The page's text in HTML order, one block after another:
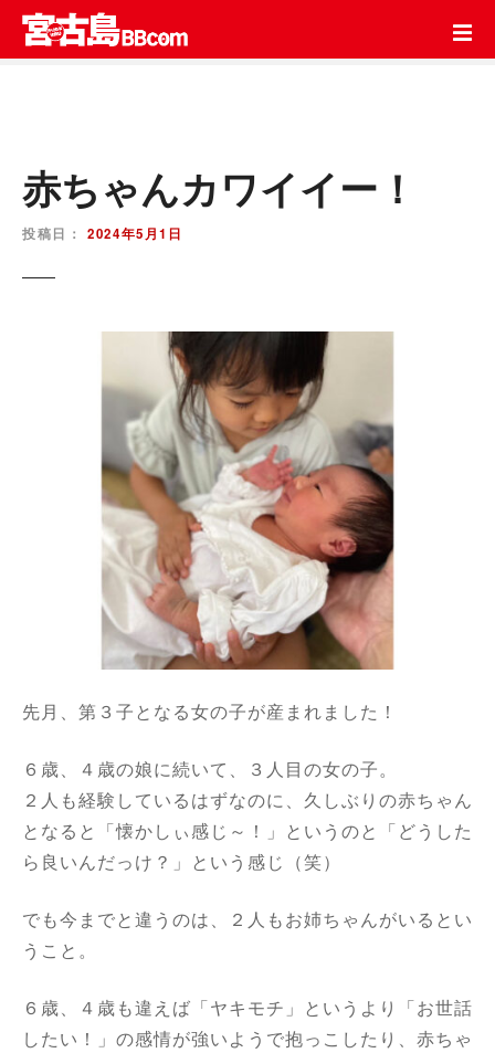
テ
赤ちゃんカワイイー！
投稿日： 2024年5月1日
先月、第３子となる女の子が産まれました！
６歳、４歳の娘に続いて、３人目の女の子。
２人も経験しているはずなのに、久しぶりの赤ちゃん
となると「懐かしぃ感じ～！」というのと「どうした
ら良いんだっけ？」という感じ（笑）
でも今までと違うのは、２人もお姉ちゃんがいるとい
うこと。
６歳、４歳も違えば「ヤキモチ」というより「お世話
したい！」の感情が強いようで抱っこしたり、赤ちゃ